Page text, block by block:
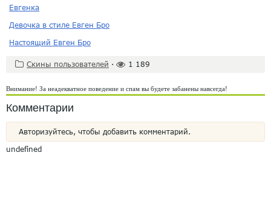
Евгенка
Девочка в стиле Евген Бро
Настоящий Евген Бро
Скины пользователей · 1 189
Внимание! За неадекватное поведение и спам вы будете забанены навсегда!
Комментарии
Авторизуйтесь, чтобы добавить комментарий.
undefined